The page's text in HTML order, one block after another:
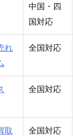
中国・四
国対応
れ
全国対応
全国対応
取
全国対応